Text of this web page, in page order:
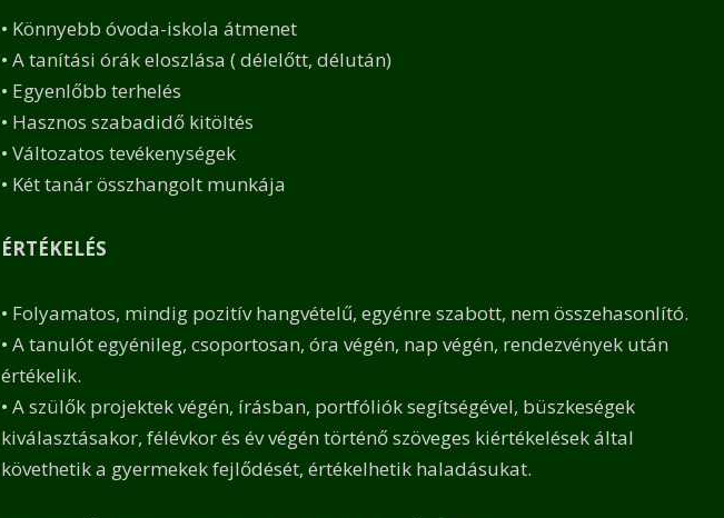
• Könnyebb óvoda-iskola átmenet
• A tanítási órák eloszlása ( délelőtt, délután)
• Egyenlőbb terhelés
• Hasznos szabadidő kitöltés
• Változatos tevékenységek
• Két tanár összhangolt munkája
ÉRTÉKELÉS
• Folyamatos, mindig pozitív hangvételű, egyénre szabott, nem összehasonlító.
• A tanulót egyénileg, csoportosan, óra végén, nap végén, rendezvények után
értékelik.
• A szülők projektek végén, írásban, portfóliók segítségével, büszkeségek
kiválasztásakor, félévkor és év végén történő szöveges kiértékelések által
követhetik a gyermekek fejlődését, értékelhetik haladásukat.